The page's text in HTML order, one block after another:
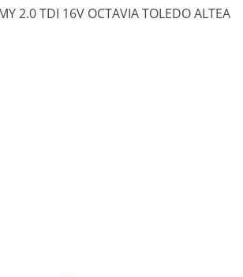
2.0 TDI 16V OCTAVIA TOLEDO ALTEA